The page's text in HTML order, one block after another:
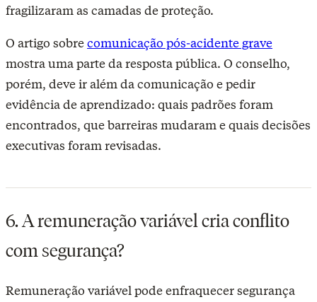
fragilizaram as camadas de proteção.
O artigo sobrecomunicação pós-acidente grave
mostra uma parte da resposta pública. O conselho,
porém, deve ir além da comunicação e pedir
evidência de aprendizado: quais padrões foram
encontrados, que barreiras mudaram e quais decisões
executivas foram revisadas.
6. A remuneração variável cria conflito
com segurança?
Remuneração variável pode enfraquecer segurança